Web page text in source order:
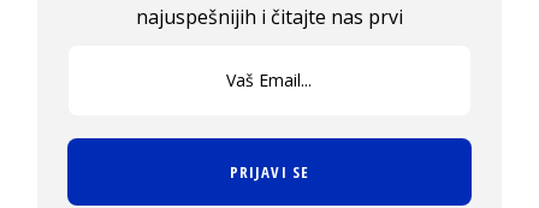
najuspešnijih i čitajte nas prvi
PRIJAVI SE